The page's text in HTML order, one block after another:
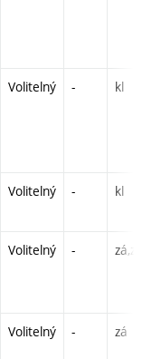
Volitelný - kl
Volitelný - kl
Volitelný - zá,zk
Volitelný - zá